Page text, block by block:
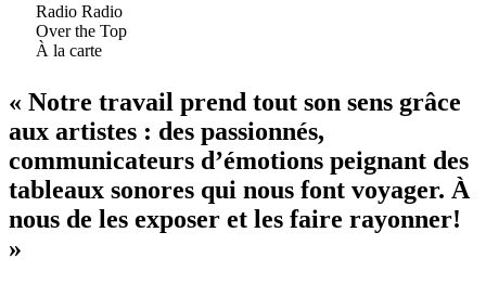
Radio Radio
Over the Top
À la carte
« Notre travail prend tout son sens grâce
aux artistes : des passionnés,
communicateurs d’émotions peignant des
tableaux sonores qui nous font voyager. À
nous de les exposer et les faire rayonner!
»